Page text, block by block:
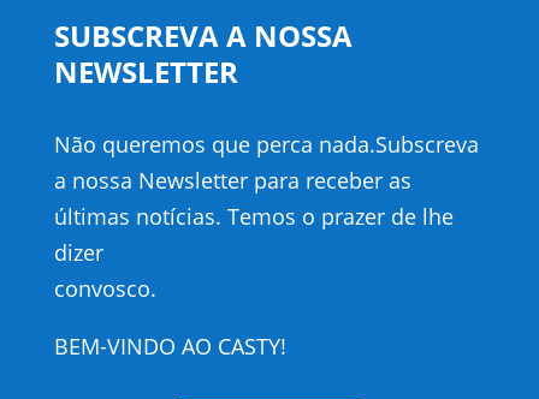
SUBSCREVA A NOSSA
NEWSLETTER
Não queremos que perca nada.Subscreva
a nossa Newsletter para receber as
últimas notícias. Temos o prazer de lhe
dizer
convosco.
BEM-VINDO AO CASTY!